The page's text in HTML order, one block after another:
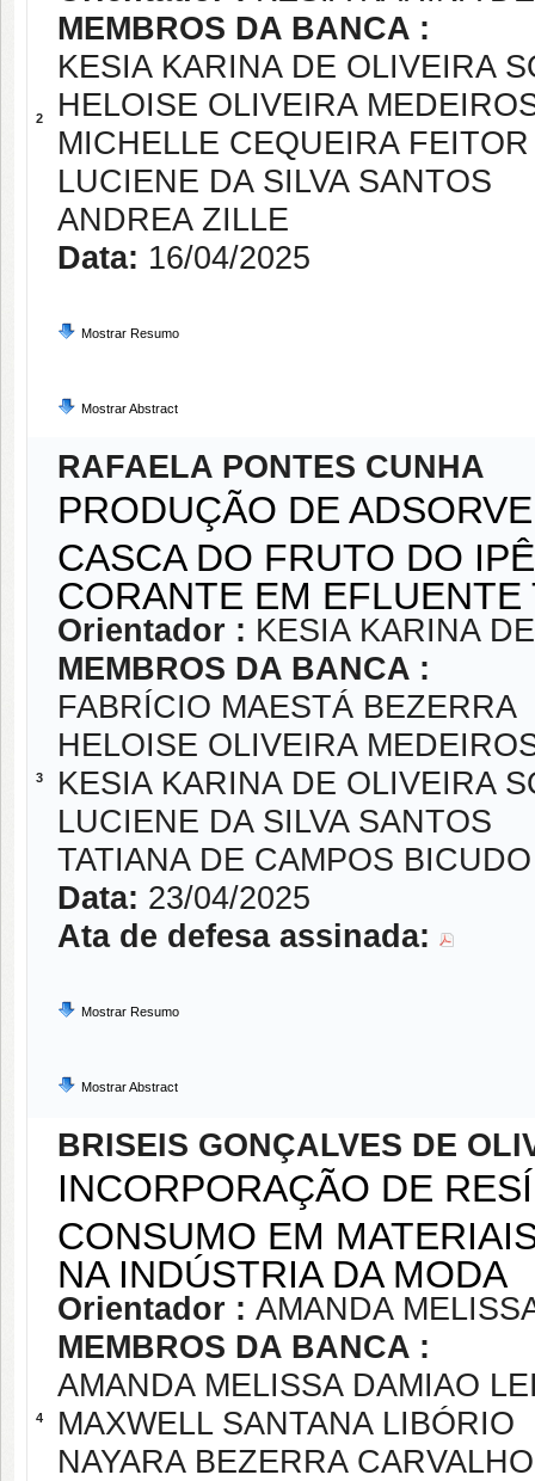
2
MEMBROS DA BANCA :
KESIA KARINA DE OLIVEIRA
HELOISE OLIVEIRA
MICHELLE CEQUEIRA FEITOR
LUCIENE DA SILVA SANTOS
ANDREA ZILLE
Data: 16/04/2025
Mostrar Resumo
Mostrar Abstract
3
RAFAELA PONTES CUNHA
PRODUÇÃO DE
CASCA DO FRUTO DO
CORANTE EM EFLUENTE
Orientador : KESIA KARINA
MEMBROS DA BANCA :
FABRÍCIO MAESTÁ BEZERRA
HELOISE OLIVEIRA
KESIA KARINA DE OLIVEIRA
LUCIENE DA SILVA SANTOS
TATIANA DE CAMPOS BICUDO
Data: 23/04/2025
Ata de defesa assinada:
Mostrar Resumo
Mostrar Abstract
4
BRISEIS GONÇALVES DE
INCORPORAÇÃO DE
CONSUMO EM
NA INDÚSTRIA DA MODA
Orientador : AMANDA
MEMBROS DA BANCA :
AMANDA MELISSA DAMIAO
MAXWELL SANTANA LIBÓRIO
NAYARA BEZERRA CARVALHO